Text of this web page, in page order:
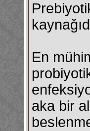
En
aka bir